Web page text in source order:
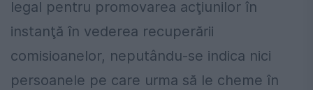
legal pentru promovarea acţiunilor în
instanţă în vederea recuperării
comisioanelor, neputându-se indica nici
persoanele pe care urma să le cheme în